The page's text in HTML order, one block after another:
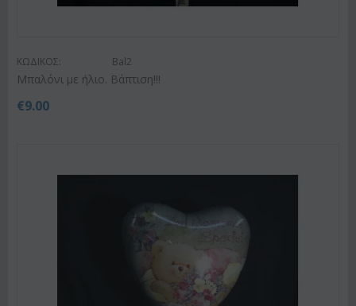
ΚΩΔΙΚΟΣ: Bal2
Μπαλόνι με ήλιο. Βάπτιση!!!
€9.00